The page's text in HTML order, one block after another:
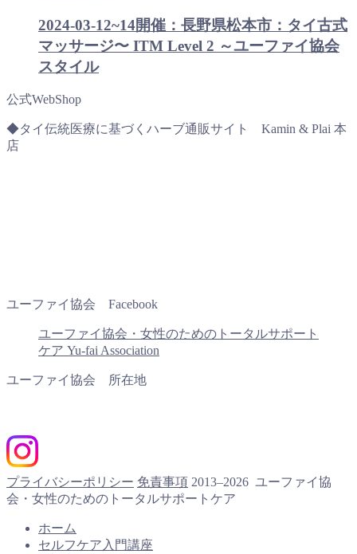
2024-03-12~14開催：長野県松本市：タイ古式
マッサージ〜 ITM Level 2 ～ユーファイ協会
スタイル
公式WebShop
◆タイ伝統医療に基づくハーブ通販サイト Kamin & Plai 本
店
ユーファイ協会 Facebook
ユーファイ協会・女性のためのトータルサポート
ケア Yu-fai Association
ユーファイ協会 所在地
プライバシーポリシー 免責事項 2013–2026 ユーファイ協
会・女性のためのトータルサポートケア
ホーム
セルフケア入門講座